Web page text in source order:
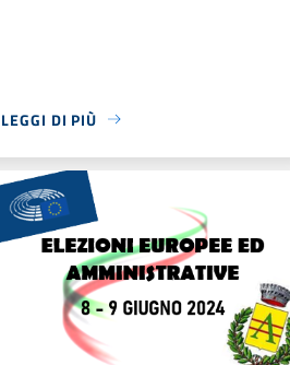
LEGGI DI PIÙ